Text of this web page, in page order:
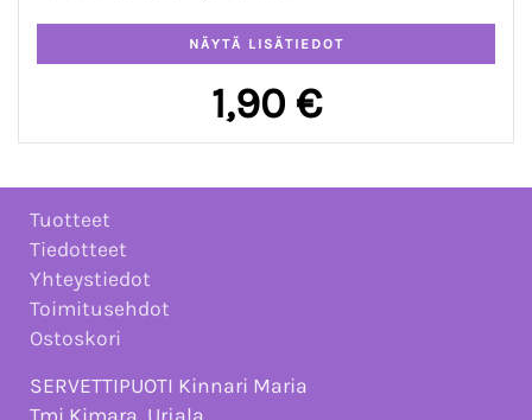
1,90 €
Tuotteet
Tiedotteet
Yhteystiedot
Toimitusehdot
Ostoskori
SERVETTIPUOTI Kinnari Maria